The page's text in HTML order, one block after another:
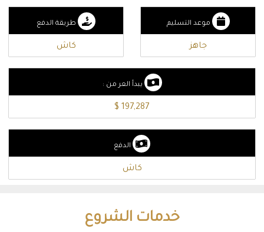
موعد التسليم
جاهز
طريقة الدفع
كاش
يبدأ العر من :
197,287 $
الدفع
كاش
خدمات الشروع